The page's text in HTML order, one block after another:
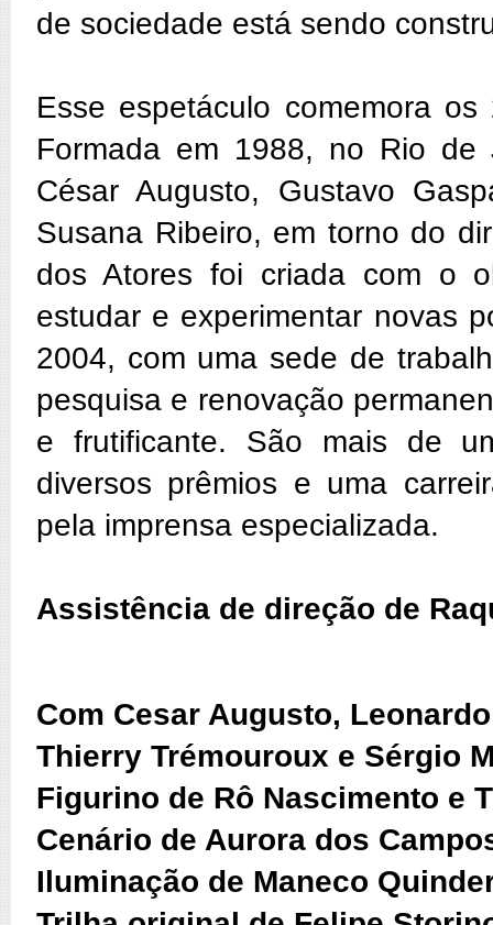
de sociedade está sendo
Esse espetáculo comemora
Formada em 1988, no Rio de
César Augusto, Gustavo
Susana Ribeiro, em torno do
dos Atores foi criada com o
estudar e experimentar novas
2004, com uma sede de
pesquisa e renovação
e frutificante. São mais de
diversos prêmios e uma
pela imprensa especializada.
Assistência de direção de
Com Cesar Augusto,
Thierry Trémouroux e Sérgio
Figurino de Rô Nascimento e
Cenário de Aurora dos
Iluminação de Maneco